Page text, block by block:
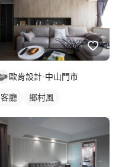
歐肯設計-中山門市
客廳 鄉村風